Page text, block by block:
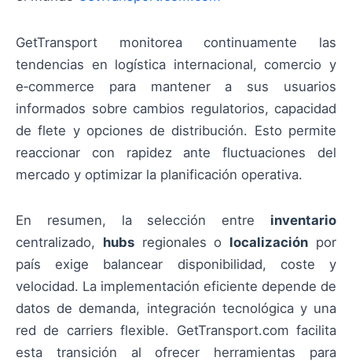
GetTransport monitorea continuamente las
tendencias en logística internacional, comercio y
e‑commerce para mantener a sus usuarios
informados sobre cambios regulatorios, capacidad
de flete y opciones de distribución. Esto permite
reaccionar con rapidez ante fluctuaciones del
mercado y optimizar la planificación operativa.
En resumen, la selección entre inventario
centralizado, hubsregionales o localización por
país exige balancear disponibilidad, coste y
velocidad. La implementación eficiente depende de
datos de demanda, integración tecnológica y una
red de carriers flexible. GetTransport.com facilita
esta transición al ofrecer herramientas para